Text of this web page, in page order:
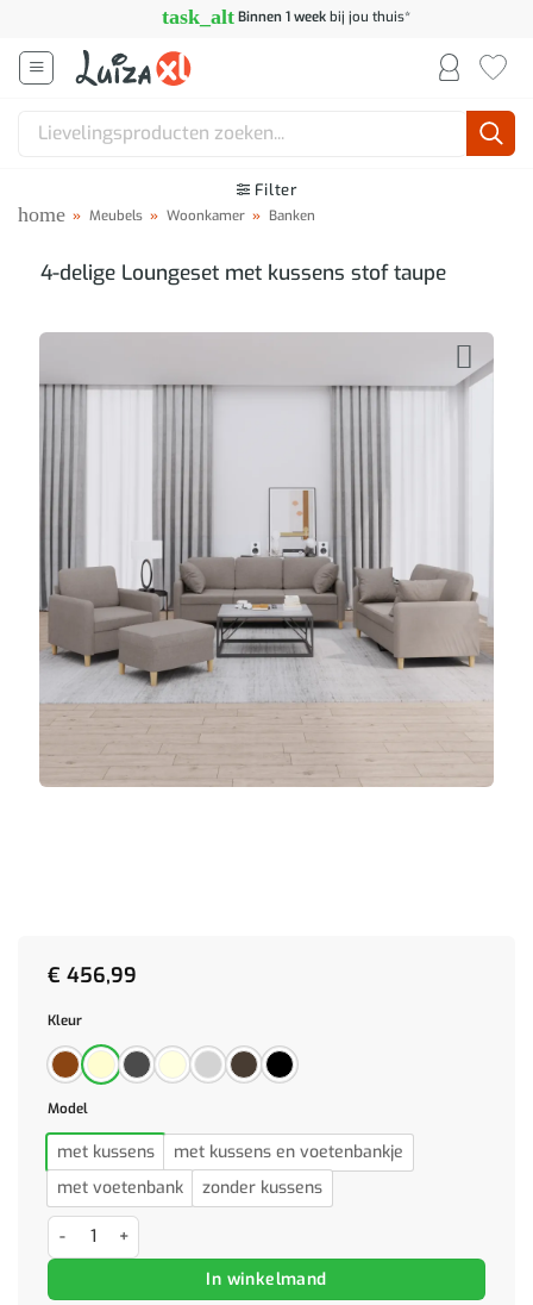
inhoud
task_alt Binnen 1 weekbij jou thuis*
Zoeken
Filter
home » Meubels » Woonkamer » Banken
4-delige Loungeset met kussens stof taupe
€ 456,99
Kleur
Model
met kussens
met kussens en voetenbankje
met voetenbank
zonder kussens
4-delige Loungeset met kussens stof taupe aantal
In winkelmand